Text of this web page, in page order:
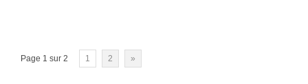
Page 1 sur 2 1 2 »